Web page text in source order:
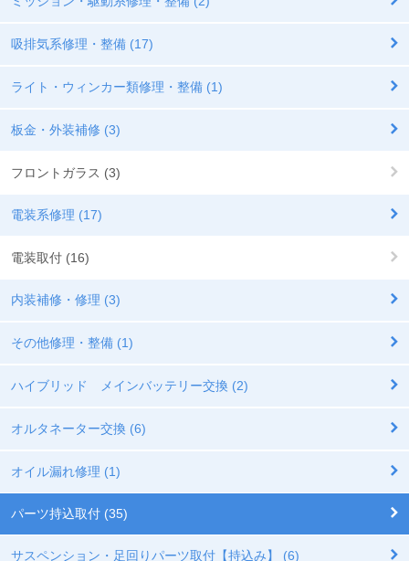
吸排気系修理・整備 (17)
ライト・ウィンカー類修理・整備 (1)
板金・外装補修 (3)
フロントガラス (3)
電装系修理 (17)
電装取付 (16)
内装補修・修理 (3)
その他修理・整備 (1)
ハイブリッド メインバッテリー交換 (2)
オルタネーター交換 (6)
オイル漏れ修理 (1)
パーツ持込取付 (35)
サスペンション・足回りパーツ取付【持込み】 (6)